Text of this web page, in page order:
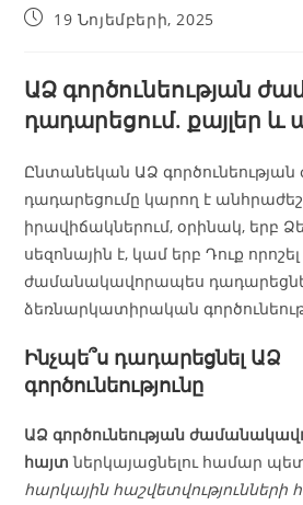
19 Նոյեմբերի, 2025
ԱՁ գործունեության
դադարեցում. քայլեր
Ընտանեկան ԱՁ
դադարեցումը կարող է
իրավիճակներում, օրինակ, երբ
սեզոնային է, կամ երբ Դուք որոշել
ժամանակավորապես
ձեռնարկատիրական
Ինչպե՞ս դադարեցնել ԱՁ
գործունեությունը
ԱՁ գործունեության
հայտ ներկայացնելու համար
հարկային